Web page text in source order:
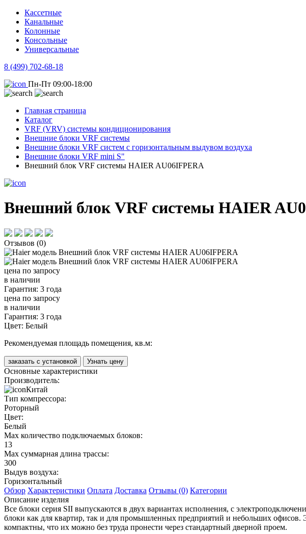
Кассетные
Канальные
Колонные
Консольные
Универсальные
8 (499) 702-68-18
Пн-Пт 09:00-18:00
Главная страница
Каталог
VRF (VRV) системы кондиционирования
Внешние блоки VRF системы
Внешние блоки VRF систем с горизонтальным выдувом воздуха
Внешние блоки VRF mini S"
Внешний блок VRF системы HAIER AU06IFPERA
Внешний блок VRF системы HAIER
Отзывов (0)
цена по запросу
в наличии
Гарантия: 3 года
цена по запросу
в наличии
Гарантия: 3 года
Цвет: Белый
Рекомендуемая площадь помещения, кв.м:
заказать с установкой Узнать цену
Основные характеристики
Производитель:
Китай
Тип компрессора:
Роторный
Цвет:
Белый
Max количество подключаемых блоков:
13
Max суммарная длина трассы:
300
Выдув воздуха:
Горизонтальный
Обзор Характеристики Оплата Доставка Отзывы (0) Категории
Описание изделия
Все блоки серия SII выпускаются в двух вариантах исполнения, с
блоки как для квартир, так и для промышленных предприятий и небольших
компактны, что их можно без труда пронести через стандартный дверной проем.